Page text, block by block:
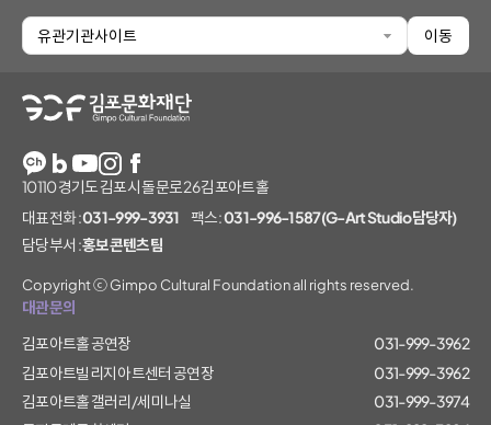
유관기관사이트 이동
10110 경기도 김포시 돌문로 26 김포아트홀
대표전화 :031-999-3931 팩스 :031-996-1587(G-Art Studio담당자)
담당부서 :홍보콘텐츠팀
Copyright ⓒ Gimpo Cultural Foundation all rights reserved.
대관문의
김포아트홀 공연장
031-999-3962
김포아트빌리지 아트센터 공연장
031-999-3962
김포아트홀 갤러리/세미나실
031-999-3974